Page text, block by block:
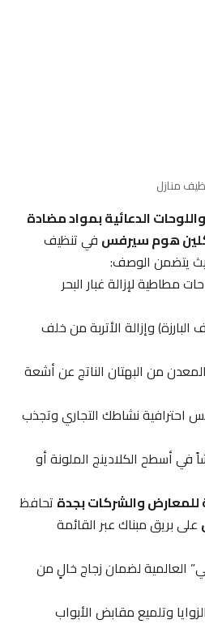
منازل
الدعائية بمواد مضادة
هوم سيرفسفي تنظيف
يتضمن الوصف:
لإزالة غبار البحر
وإزالة الأتربة من خلف
من البهتان الناتج عن أشعة
نشاطك التجاري وتجذب
الكلادينج الملونة أو
والشركات بجدةتحافظ
بريق مبناك عبر القائمة
لضمان زجاج خالٍ من
وتلميع مقابض الأبواب